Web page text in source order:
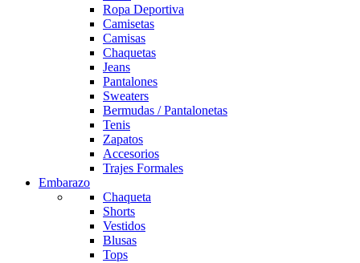
Ropa Deportiva
Camisetas
Camisas
Chaquetas
Jeans
Pantalones
Sweaters
Bermudas / Pantalonetas
Tenis
Zapatos
Accesorios
Trajes Formales
Embarazo
Chaqueta
Shorts
Vestidos
Blusas
Tops